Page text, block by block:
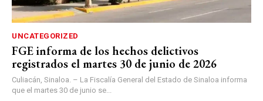
UNCATEGORIZED
FGE informa de los hechos delictivos
registrados el martes 30 de junio de 2026
Culiacán, Sinaloa. – La Fiscalía General del Estado de Sinaloa informa
que el martes 30 de junio se...